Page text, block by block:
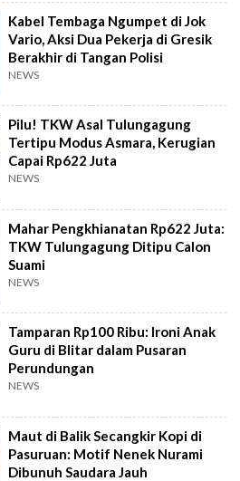
Kabel Tembaga Ngumpet di Jok
Vario, Aksi Dua Pekerja di Gresik
Berakhir di Tangan Polisi
NEWS
Pilu! TKW Asal Tulungagung
Tertipu Modus Asmara, Kerugian
Capai Rp622 Juta
NEWS
Mahar Pengkhianatan Rp622 Juta:
TKW Tulungagung Ditipu Calon
Suami
NEWS
Tamparan Rp100 Ribu: Ironi Anak
Guru di Blitar dalam Pusaran
Perundungan
NEWS
Maut di Balik Secangkir Kopi di
Pasuruan: Motif Nenek Nurami
Dibunuh Saudara Jauh